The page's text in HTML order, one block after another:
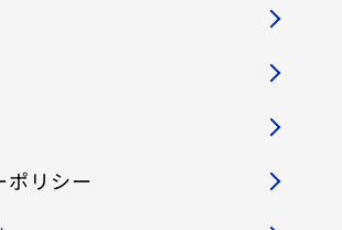
ポリシー